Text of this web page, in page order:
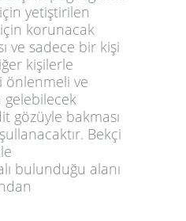
yetiştirilen
korunacak
ve sadece bir kişi
kişilerle
önlenmeli ve
gözüyle bakması
Bekçi
bulunduğu alanı